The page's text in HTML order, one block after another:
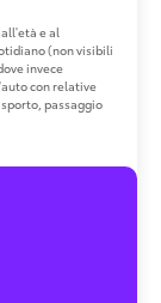
e al
(non visibili
invece
con relative
passaggio